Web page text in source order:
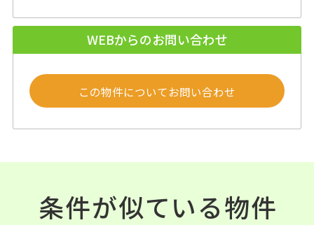
WEBからのお問い合わせ
この物件についてお問い合わせ
条件が似ている物件